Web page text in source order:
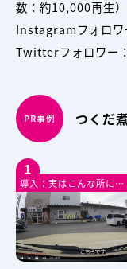
数：約10,000再⽣）
Instagramフォロワ
Twitterフォロワー
PR事例 つくだ
1
導入：実はこんな所に…